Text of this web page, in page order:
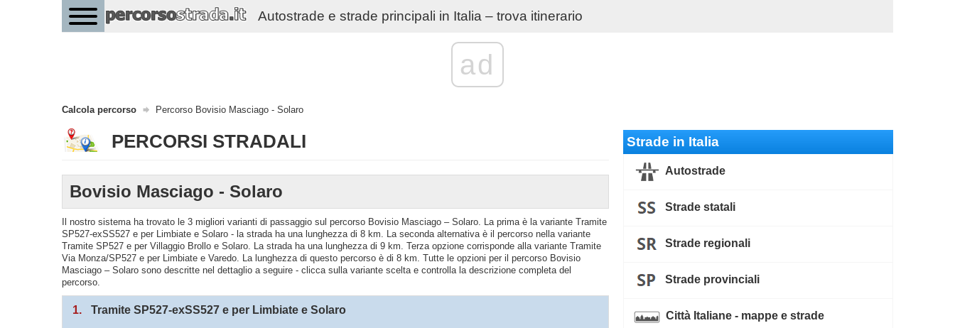
Autostrade e strade principali in Italia – trova itinerario
ad
Calcola percorso Percorso Bovisio Masciago - Solaro
PERCORSI STRADALI
Bovisio Masciago - Solaro
Il nostro sistema ha trovato le 3 migliori varianti di passaggio sul percorso Bovisio Masciago – Solaro. La prima è la variante Tramite
SP527-exSS527 e per Limbiate e Solaro - la strada ha una lunghezza di 8 km. La seconda alternativa è il percorso nella variante
Tramite SP527 e per Villaggio Brollo e Solaro. La strada ha una lunghezza di 9 km. Terza opzione corrisponde alla variante Tramite
Via Monza/SP527 e per Limbiate e Varedo. La lunghezza di questo percorso è di 8 km. Tutte le opzioni per il percorso Bovisio
Masciago – Solaro sono descritte nel dettaglio a seguire - clicca sulla variante scelta e controlla la descrizione completa del
percorso.
1. Tramite SP527-exSS527 e per Limbiate e Solaro
Strade in Italia
Autostrade
Strade statali
Strade regionali
Strade provinciali
Città Italiane - mappe e strade